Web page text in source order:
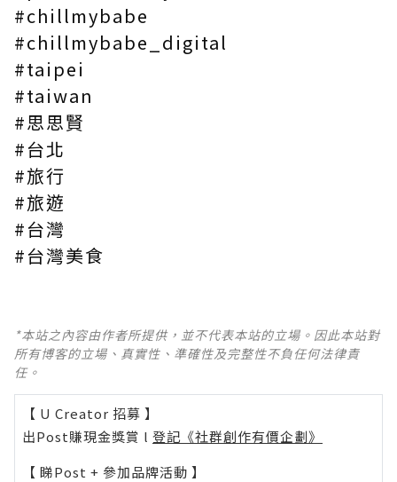
#chillmybabe
#chillmybabe_digital
#taipei
#taiwan
#思思賢
#台北
#旅行
#旅遊
#台灣
#台灣美食
*本站之內容由作者所提供，並不代表本站的立場。因此本站對
所有博客的立場、真實性、準確性及完整性不負任何法律責
任。
【 U Creator 招募 】
出Post賺現金獎賞 l 登記《社群創作有價企劃》
【 睇Post + 參加品牌活動 】